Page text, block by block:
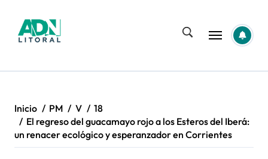
contenido
Inicio PM V
18
El regreso del guacamayo rojo a los Esteros del Iberá:
un renacer ecológico y esperanzador en Corrientes